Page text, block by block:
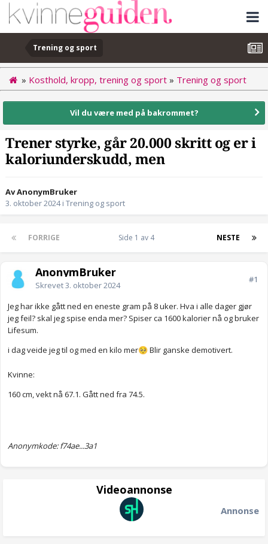
Trening og sport
» Kosthold, kropp, trening og sport » Trening og sport
Vil du være med på bakrommet?
Trener styrke, går 20.000 skritt og er i
kaloriunderskudd, men
Av AnonymBruker
3. oktober 2024i Trening og sport
FORRIGE NESTE
Side 1 av 4
AnonymBruker
Skrevet3. oktober 2024
#1
Jeg har ikke gått ned en eneste gram på 8 uker. Hva i alle dager gjør
jeg feil? skal jeg spise enda mer? Spiser ca 1600 kalorier nå og bruker
Lifesum.
i dag veide jeg til og med en kilo mer🥺 Blir ganske demotivert.
Kvinne:
160 cm, vekt nå 67.1. Gått ned fra 74.5.
Anonymkode: f74ae...3a1
Videoannonse
Annonse